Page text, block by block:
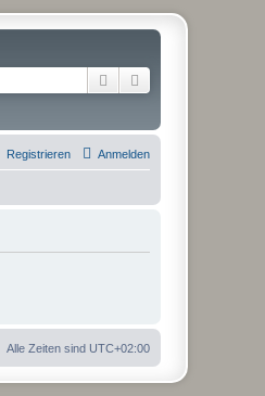
Suche
Anmelden
Registrieren
Alle Zeiten sind UTC+02:00